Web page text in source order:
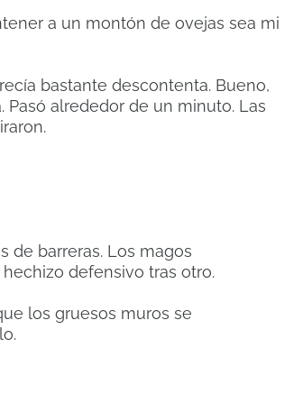
a un montón de ovejas sea mi
bastante descontenta. Bueno,
alrededor de un minuto. Las
de barreras. Los magos
defensivo tras otro.
los gruesos muros se